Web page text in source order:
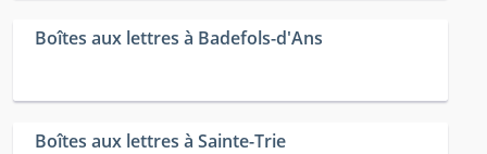
Boîtes aux lettres à Badefols-d'Ans
Boîtes aux lettres à Sainte-Trie